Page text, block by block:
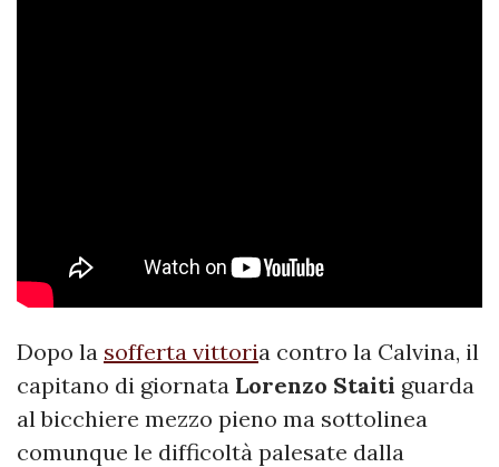
Dopo la sofferta vittoria contro la Calvina, il
capitano di giornata Lorenzo Staiti guarda
al bicchiere mezzo pieno ma sottolinea
comunque le difficoltà palesate dalla